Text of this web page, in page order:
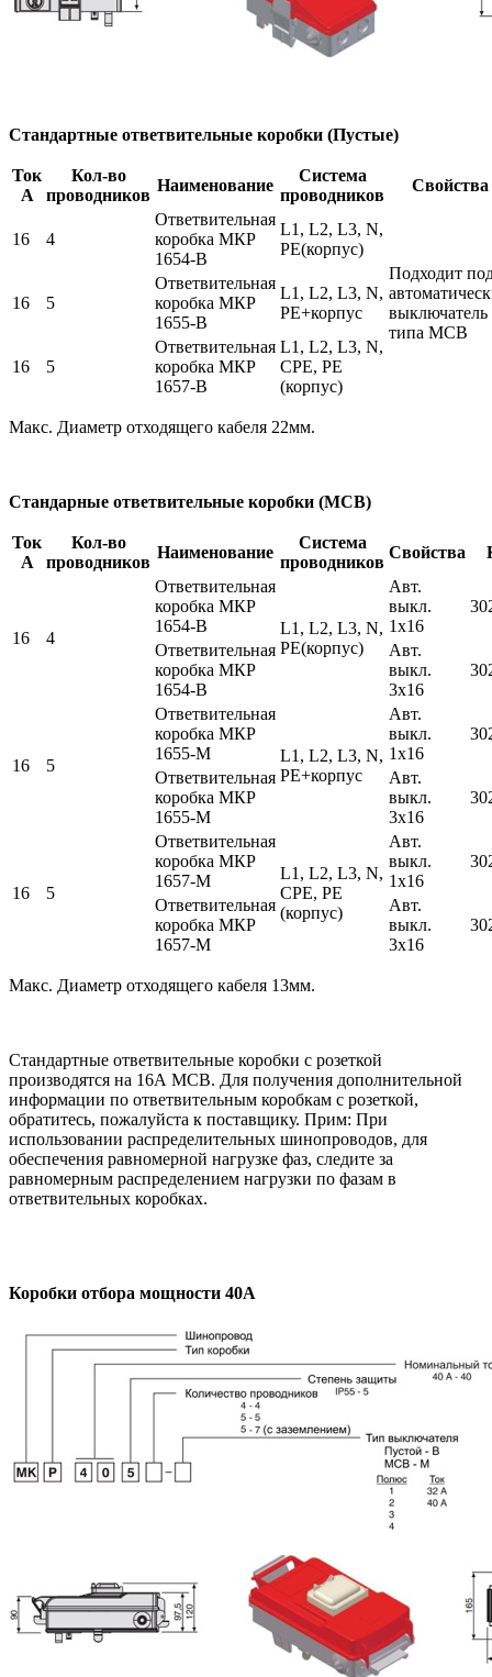
Стандартные ответвительные коробки (Пустые)
Ток
А
Кол-во
проводников
Наименование
Система
проводников
Свойства
16 4
Ответвительная
коробка МКР
1654-В
L1, L2, L3, N,
PE(корпус)
Подходит
выключатель
типа MCB
16 5
Ответвительная
коробка МКР
1655-В
L1, L2, L3, N,
PE+корпус
16 5
Ответвительная
коробка МКР
1657-В
L1, L2, L3, N,
СPE, PE
(корпус)
Макс. Диаметр отходящего кабеля 22мм.
Стандарные ответвительные коробки (МСВ)
Ток
А
Кол-во
проводников
Наименование
Система
проводников
Свойства
16 4
Ответвительная
коробка МКР
1654-В
L1, L2, L3, N,
PE(корпус)
Авт.
выкл.
1х16
Ответвительная
коробка МКР
1654-В
Авт.
выкл.
3х16
16 5
Ответвительная
коробка МКР
1655-М
L1, L2, L3, N,
PE+корпус
Авт.
выкл.
1х16
Ответвительная
коробка МКР
1655-М
Авт.
выкл.
3х16
16 5
Ответвительная
коробка МКР
1657-М
L1, L2, L3, N,
СPE, PE
(корпус)
Авт.
выкл.
1х16
Ответвительная
коробка МКР
1657-М
Авт.
выкл.
3х16
Макс. Диаметр отходящего кабеля 13мм.
Стандартные ответвительные коробки с розеткой
производятся на 16А МСВ. Для получения дополнительной
информации по ответвительным коробкам с розеткой,
обратитесь, пожалуйста к поставщику. Прим: При
использовании распределительных шинопроводов, для
обеспечения равномерной нагрузке фаз, следите за
равномерным распределением нагрузки по фазам в
ответвительных коробках.
Коробки отбора мощности 40А